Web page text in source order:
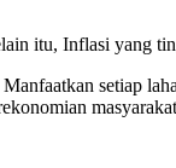
itu, Inflasi yang
setiap